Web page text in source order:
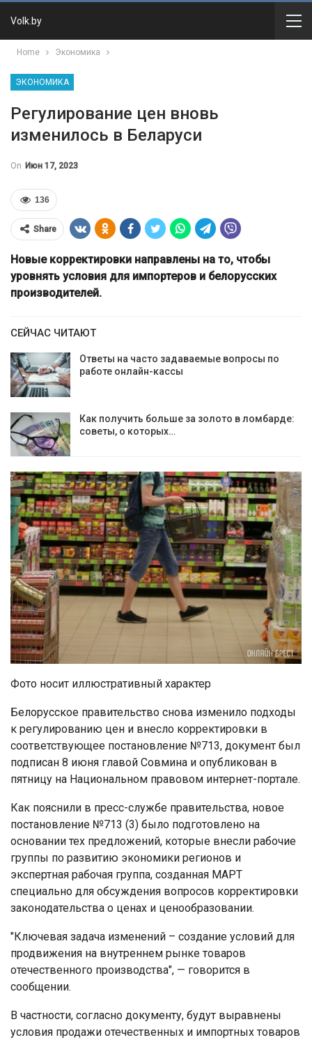
Volk.by
Home Экономика
ЭКОНОМИКА
Регулирование цен вновь
изменилось в Беларуси
On Июн 17, 2023
136
Share
Новые корректировки направлены на то, чтобы
уровнять условия для импортеров и белорусских
производителей.
СЕЙЧАС ЧИТАЮТ
Ответы на часто задаваемые вопросы по
работе онлайн-кассы
Как получить больше за золото в ломбарде:
советы, о которых…
Фото носит иллюстративный характер
Белорусское правительство снова изменило подходы
к регулированию цен и внесло корректировки в
соответствующее постановление №713, документ был
подписан 8 июня главой Совмина и опубликован в
пятницу на Национальном правовом интернет-портале.
Как пояснили в пресс-службе правительства, новое
постановление №713 (3) было подготовлено на
основании тех предложений, которые внесли рабочие
группы по развитию экономики регионов и
экспертная рабочая группа, созданная МАРТ
специально для обсуждения вопросов корректировки
законодательства о ценах и ценообразовании.
"Ключевая задача изменений – создание условий для
продвижения на внутреннем рынке товаров
отечественного производства", — говорится в
сообщении.
В частности, согласно документу, будут выравнены
условия продажи отечественных и импортных товаров